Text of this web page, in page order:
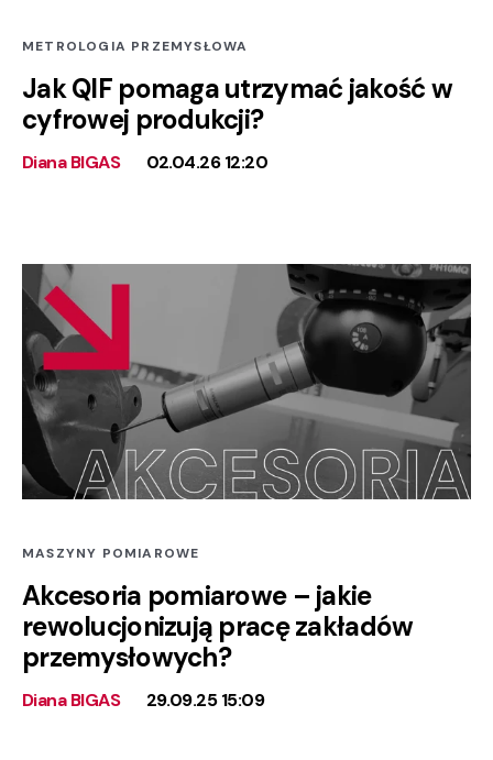
METROLOGIA PRZEMYSŁOWA
Jak QIF pomaga utrzymać jakość w
cyfrowej produkcji?
Diana BIGAS 02.04.26 12:20
MASZYNY POMIAROWE
Akcesoria pomiarowe – jakie
rewolucjonizują pracę zakładów
przemysłowych?
Diana BIGAS 29.09.25 15:09